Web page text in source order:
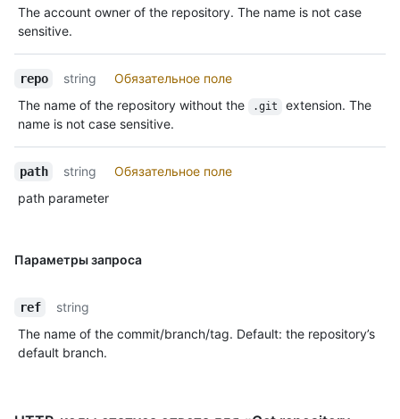
The account owner of the repository. The name is not case
sensitive.
repo string
Обязательное поле
The name of the repository without the
.git
extension. The
name is not case sensitive.
path string
Обязательное поле
path parameter
Параметры запроса
ref
string
The name of the commit/branch/tag. Default: the repository’s
default branch.